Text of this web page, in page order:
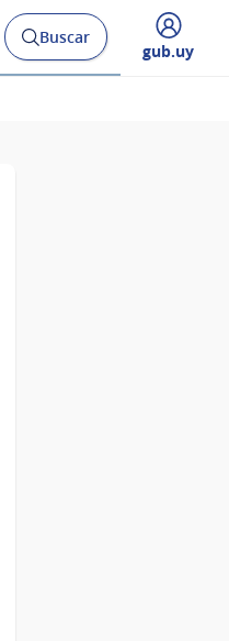
Abrir
buscador
Buscar
Desplegar
gub.uy